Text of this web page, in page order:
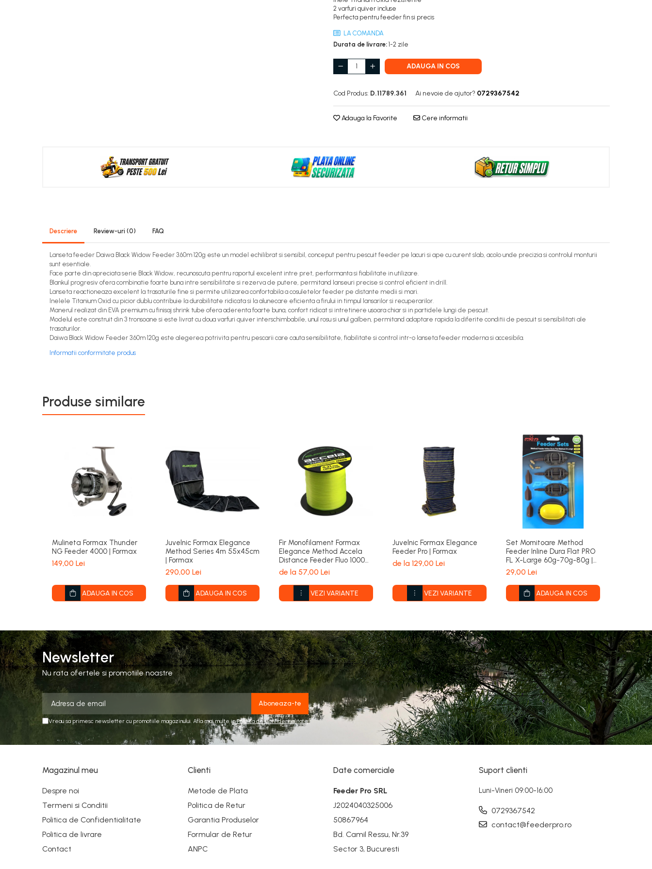
2 varfuri quiver incluse
Perfecta pentru feeder fin si precis
LA COMANDA
Durata de livrare: 1-2 zile
ADAUGA IN COS
Cod Produs: D.11789.361 Ai nevoie de ajutor? 0729367542
Adauga la Favorite Cere informatii
Descriere Review-uri (0) FAQ
Lanseta feeder Daiwa Black Widow Feeder 3.60m 120g este un model echilibrat si sensibil, conceput pentru pescuit feeder pe lacuri si ape cu curent slab, acolo unde precizia si controlul monturii
sunt esentiale.
Face parte din apreciata serie Black Widow, recunoscuta pentru raportul excelent intre pret, performanta si fiabilitate in utilizare.
Blankul progresiv ofera combinatie foarte buna intre sensibilitate si rezerva de putere, permitand lanseuri precise si control eficient in drill.
Lanseta reactioneaza excelent la trasaturile fine si permite utilizarea confortabila a cosuletelor feeder pe distante medii si mari.
Inelele Titanium Oxid cu picior dublu contribuie la durabilitate ridicata si la alunecare eficienta a firului in timpul lansarilor si recuperarilor.
Manerul realizat din EVA premium cu finisaj shrink tube ofera aderenta foarte buna, confort ridicat si intretinere usoara chiar si in partidele lungi de pescuit.
Modelul este construit din 3 tronsoane si este livrat cu doua varfuri quiver interschimbabile, unul rosu si unul galben, permitand adaptare rapida la diferite conditii de pescuit si sensibilitati ale
trasaturilor.
Daiwa Black Widow Feeder 3.60m 120g este alegerea potrivita pentru pescarii care cauta sensibilitate, fiabilitate si control intr-o lanseta feeder moderna si accesibila.
Informatii conformitate produs
Produse similare
Mulineta Formax Thunder
NG Feeder 4000 | Formax
149,00 Lei
ADAUGA IN COS
Juvelnic Formax Elegance
Method Series 4m 55x45cm
| Formax
290,00 Lei
ADAUGA IN COS
Fir Monofilament Formax
Elegance Method Accela
Distance Feeder Fluo 1000m
| Formax
de la 57,00 Lei
VEZI VARIANTE
Juvelnic Formax Elegance
Feeder Pro | Formax
de la 129,00 Lei
VEZI VARIANTE
Set Momitoare Method
Feeder Inline Dura Flat PRO
FL X-Large 60g-70g-80g |
PRO FL
29,00 Lei
ADAUGA IN COS
Newsletter
Nu rata ofertele si promotiile noastre
Vreau sa primesc newsletter cu promotiile magazinului. Afla mai multe inPolitica de Confidentialitate
Magazinul meu
Despre noi
Termeni si Conditii
Politica de Confidentialitate
Politica de livrare
Contact
Clienti
Metode de Plata
Politica de Retur
Garantia Produselor
Formular de Retur
ANPC
Date comerciale
Feeder Pro SRL
J2024040325006
50867964
Bd. Camil Ressu, Nr.39
Sector 3, Bucuresti
Suport clienti
Luni-Vineri 09:00-16:00
0729367542
contact@feederpro.ro